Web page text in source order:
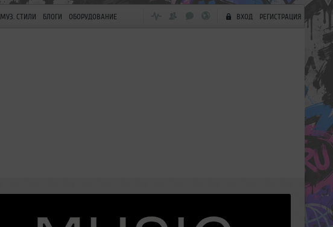
МУЗ. СТИЛИ БЛОГИ ОБОРУДОВАНИЕ ВХОД РЕГИСТРАЦИЯ